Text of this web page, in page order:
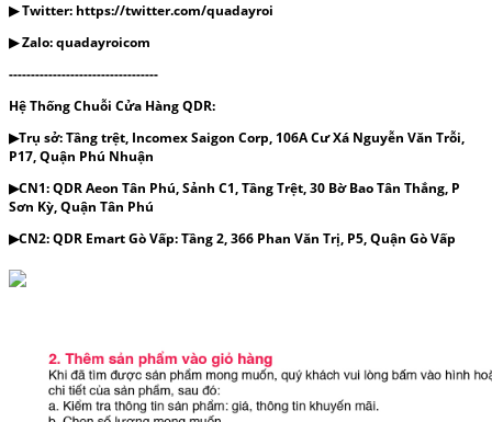
▶ Twitter: https://twitter.com/quadayroi
▶ Zalo: quadayroicom
----------------------------------
Hệ Thống Chuỗi Cửa Hàng QDR:
▶Trụ sở: Tầng trệt, Incomex Saigon Corp, 106A Cư Xá Nguyễn Văn Trỗi,
P17, Quận Phú Nhuận
▶CN1: QDR Aeon Tân Phú, Sảnh C1, Tầng Trệt, 30 Bờ Bao Tân Thắng, P
Sơn Kỳ, Quận Tân Phú
▶CN2: QDR Emart Gò Vấp: Tầng 2, 366 Phan Văn Trị, P5, Quận Gò Vấp